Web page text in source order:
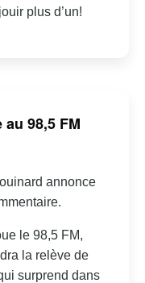
plus d’un!
98,5 FM
annonce
le 98,5 FM,
la relève de
surprend dans